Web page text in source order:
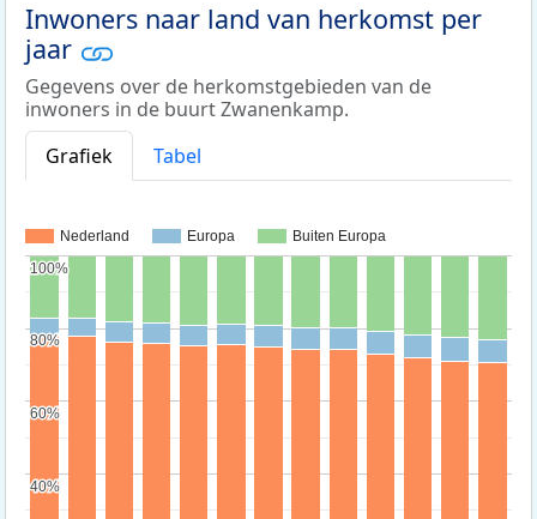
Inwoners naar land van herkomst per
jaar
Gegevens over de herkomstgebieden van de
inwoners in de buurt Zwanenkamp.
Grafiek
Tabel
Nederland Europa Buiten Europa
40%
40%
60%
60%
80%
80%
100%
100%